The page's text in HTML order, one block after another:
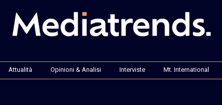
Attualità Opinioni & Analisi Interviste Mt. International